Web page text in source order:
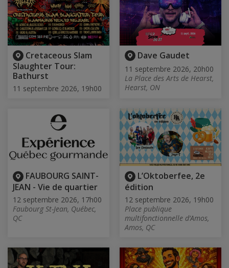
Cretaceous Slam
Slaughter Tour:
Bathurst
11 septembre 2026, 19h00
Dave Gaudet
11 septembre 2026, 20h00
La Place des Arts de Hearst,
Hearst, ON
FAUBOURG SAINT-
JEAN - Vie de quartier
12 septembre 2026, 17h00
Faubourg St-Jean, Québec,
QC
L’Oktoberfee, 2e
édition
12 septembre 2026, 19h00
Place publique
multifonctionnelle d’Amos,
Amos, QC